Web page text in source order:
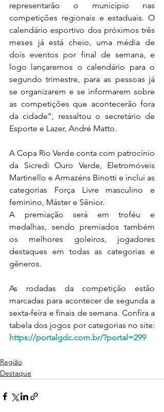
representarão o município nas
competições regionais e estaduais. O
calendário esportivo dos próximos três
meses já está cheio, uma média de
dois eventos por final de semana, e
logo lançaremos o calendário para o
segundo trimestre, para as pessoas já
se organizarem e se informarem sobre
as competições que acontecerão fora
da cidade”, ressaltou o secretário de
Esporte e Lazer, André Matto.
A Copa Rio Verde conta com patrocínio
da Sicredi Ouro Verde, Eletromóveis
Martinello e Armazéns Binotti e inclui as
categorias Força Livre masculino e
feminino, Máster e Sênior.
A premiação será em troféu e
medalhas, sendo premiados também
os melhores goleiros, jogadores
destaques em todas as categorias e
gêneros.
As rodadas da competição estão
marcadas para acontecer de segunda a
sexta-feira e finais de semana. Confira a
https://portalgdc.com.br/?portal=299
Região
Destaque